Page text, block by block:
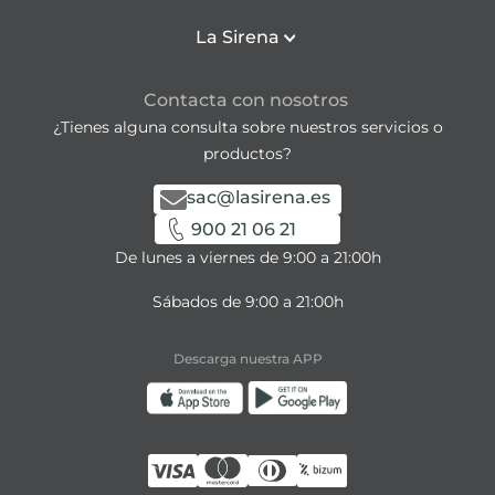
La Sirena
Contacta con nosotros
¿Tienes alguna consulta sobre nuestros servicios o
productos?
sac@lasirena.es
900 21 06 21
De lunes a viernes de 9:00 a 21:00h
Sábados de 9:00 a 21:00h
Descarga nuestra APP